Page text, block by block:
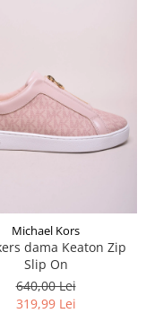
Michael Kors
dama Keaton Zip
Slip On
640,00 Lei
319,99 Lei